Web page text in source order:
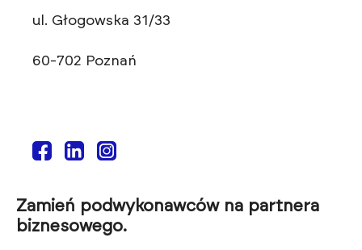
ul. Głogowska 31/33
60-702 Poznań
Zamień podwykonawców na partnera
biznesowego.